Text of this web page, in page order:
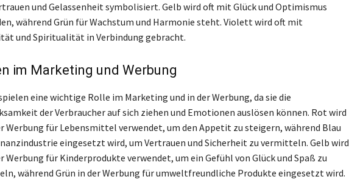
und Gelassenheit symbolisiert. Gelb wird oft mit Glück und Optimismus
während Grün für Wachstum und Harmonie steht. Violett wird oft mit
und Spiritualität in Verbindung gebracht.
im Marketing und Werbung
eine wichtige Rolle im Marketing und in der Werbung, da sie die
der Verbraucher auf sich ziehen und Emotionen auslösen können. Rot wird
Werbung für Lebensmittel verwendet, um den Appetit zu steigern, während Blau
eingesetzt wird, um Vertrauen und Sicherheit zu vermitteln. Gelb wird
Werbung für Kinderprodukte verwendet, um ein Gefühl von Glück und Spaß zu
während Grün in der Werbung für umweltfreundliche Produkte eingesetzt wird.